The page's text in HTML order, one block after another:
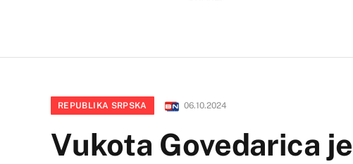
REPUBLIKA SRPSKA 06.10.2024
Vukota Govedarica